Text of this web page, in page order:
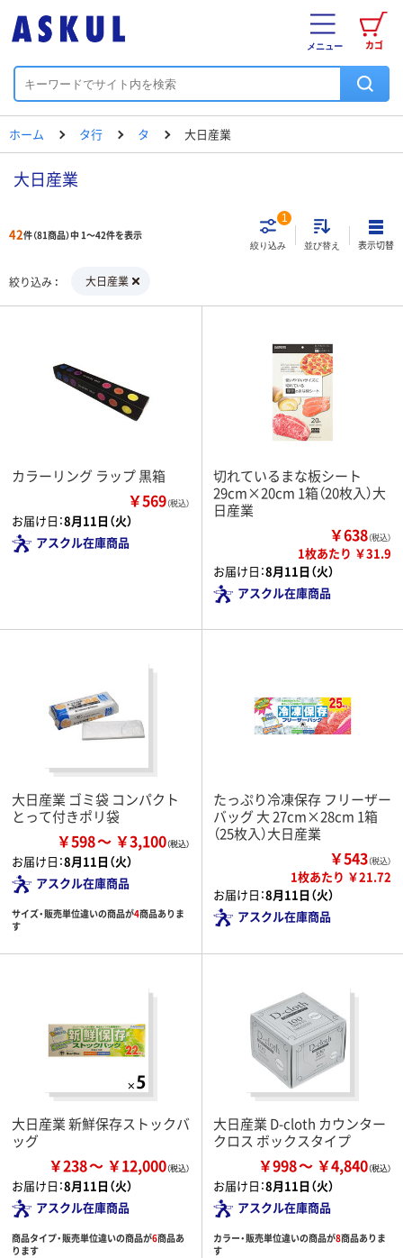
カゴ
メニュー
ホーム タ行 タ 大日産業
大日産業
42件（81商品）中 1～42件を表示
絞り込み
1
並び替え 表示切替
絞り込み 大日産業
カラーリング ラップ 黒箱
￥569（税込）
お届け日：8月11日（火）
アスクル在庫商品
切れているまな板シート
29cm×20cm 1箱（20枚入）大
日産業
￥638（税込）
1枚あたり ￥31.9
お届け日：8月11日（火）
アスクル在庫商品
大日産業 ゴミ袋 コンパクト
とって付きポリ袋
￥598 ￥3,100
お届け日：8月11日（火）
アスクル在庫商品
サイズ・販売単位違いの商品が4商品ありま
す
たっぷり冷凍保存 フリーザー
バッグ 大 27cm×28cm 1箱
（25枚入）大日産業
￥543（税込）
1枚あたり ￥21.72
お届け日：8月11日（火）
アスクル在庫商品
大日産業 新鮮保存ストックバ
ッグ
￥238 ￥12,000
お届け日：8月11日（火）
アスクル在庫商品
商品タイプ・販売単位違いの商品が6商品あ
ります
大日産業 D-cloth カウンター
クロス ボックスタイプ
￥998 ￥4,840
お届け日：8月11日（火）
アスクル在庫商品
カラー・販売単位違いの商品が8商品ありま
す